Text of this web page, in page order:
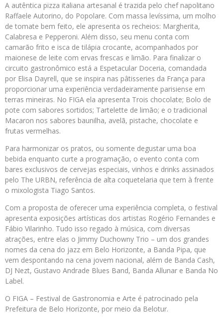
A autêntica pizza italiana artesanal é trazida pelo chef napolitano
Raffaele Autorino, do Popolare. Com massa levíssima, um molho
de tomate bem feito, ele apresenta os recheios: Margherita,
Calabresa e Pepperoni. Além disso, seu menu conta com
camarão frito e isca de tilápia crocante, acompanhados por
maionese de leite com ervas frescas e limão. Para finalizar o
circuito gastronômico está a Espetacular Doceria, comandada
por Elisa Dayrell, que se inspira nas pâtisseries da França para
proporcionar uma experiência verdadeiramente parisiense em
terras mineiras. No FIGA ela apresenta Trois chocolate; Bolo de
pote com sabores sortidos; Tartelette de limão; e o tradicional
Macaron nos sabores baunilha, avelã, pistache, chocolate e
frutas vermelhas.
Para harmonizar os pratos, ou somente degustar uma boa
bebida enquanto curte a programação, o evento conta com
bares exclusivos de cervejas especiais, vinhos e drinks assinados
pelo The URBN, referência de alta coquetelaria que tem à frente
o mixologista Tiago Santos.
Com a proposta de oferecer uma experiência completa, o festival
apresenta exposições artísticas dos artistas Rogério Fernandes e
Fábio Vilarinho. Tudo isso regado à música, com diversas
atrações, entre elas o Jimmy Duchowny Trio – um dos grandes
nomes da cena do jazz em Belo Horizonte, a Banda Pipa, que
vem despontando na cena jovem nacional, além de Banda Cash,
DJ Nezt, Gustavo Andrade Blues Band, Banda Allunar e Banda No
Label.
O FIGA – Festival de Gastronomia e Arte é patrocinado pela
Prefeitura de Belo Horizonte, por meio da Belotur.